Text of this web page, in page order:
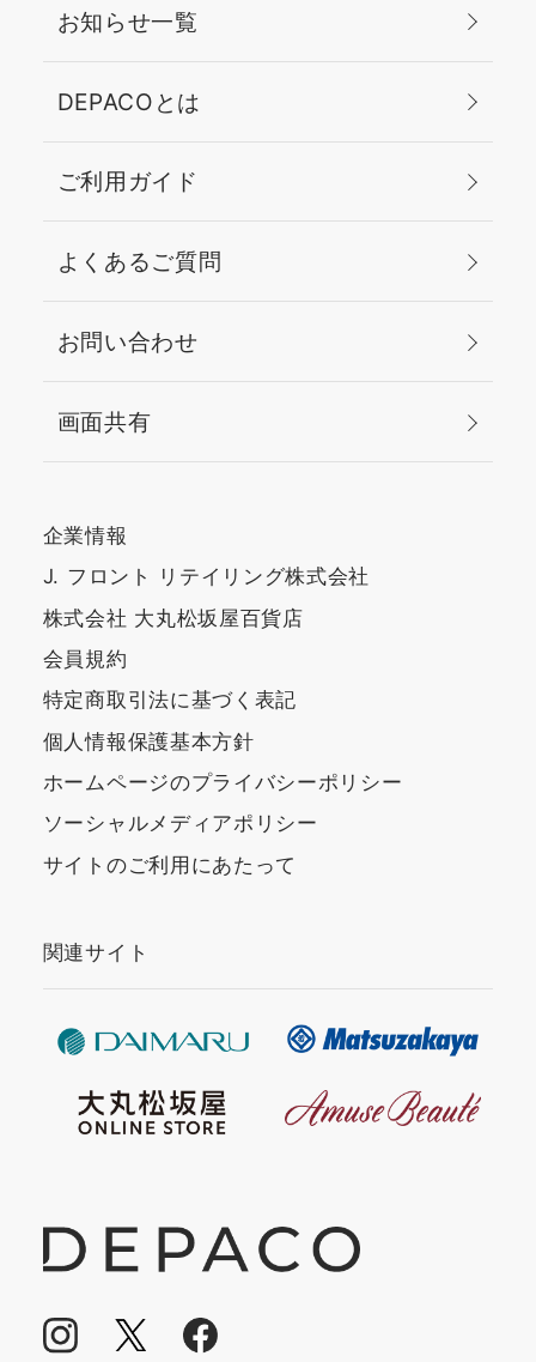
お知らせ一覧
DEPACOとは
ご利用ガイド
よくあるご質問
お問い合わせ
画面共有
企業情報
J. フロント リテイリング株式会社
株式会社 大丸松坂屋百貨店
会員規約
特定商取引法に基づく表記
個人情報保護基本方針
ホームページのプライバシーポリシー
ソーシャルメディアポリシー
サイトのご利用にあたって
関連サイト